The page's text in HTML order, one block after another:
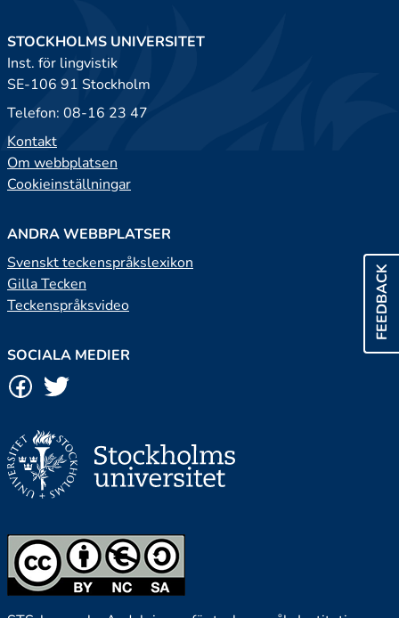
FEEDBACK
STOCKHOLMS UNIVERSITET
Inst. för lingvistik
SE-106 91 Stockholm
Telefon: 08-16 23 47
Kontakt
Om webbplatsen
Cookieinställningar
ANDRA WEBBPLATSER
Svenskt teckenspråkslexikon
Gilla Tecken
Teckenspråksvideo
SOCIALA MEDIER